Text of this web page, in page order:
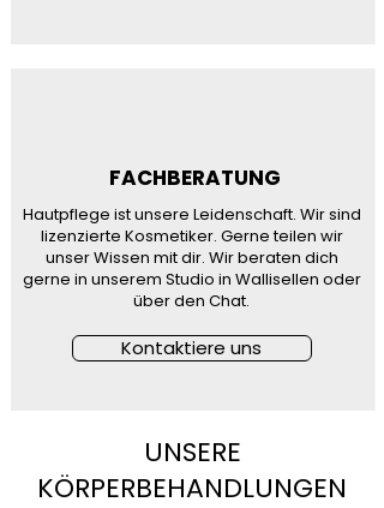
FACHBERATUNG
Hautpflege ist unsere Leidenschaft. Wir sind
lizenzierte Kosmetiker. Gerne teilen wir
unser Wissen mit dir. Wir beraten dich
gerne in unserem Studio in Wallisellen oder
über den Chat.
Kontaktiere uns
UNSERE
KÖRPERBEHANDLUNGEN